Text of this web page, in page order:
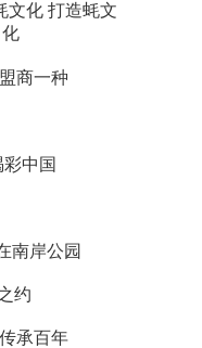
文化 打造蚝文
化
商一种
中国
南岸公园
约
承百年